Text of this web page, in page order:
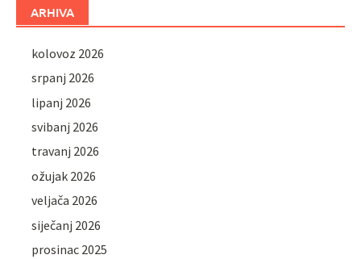
ARHIVA
kolovoz 2026
srpanj 2026
lipanj 2026
svibanj 2026
travanj 2026
ožujak 2026
veljača 2026
siječanj 2026
prosinac 2025